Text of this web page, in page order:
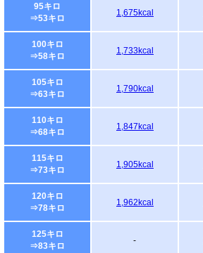
95キロ
⇒53キロ
1,675kcal
100キロ
⇒58キロ
1,733kcal
105キロ
⇒63キロ
1,790kcal
110キロ
⇒68キロ
1,847kcal
115キロ
⇒73キロ
1,905kcal
120キロ
⇒78キロ
1,962kcal
125キロ
⇒83キロ
-